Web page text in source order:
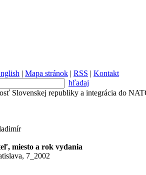
| Mapa stránok | RSS | Kontakt
hľadaj
Slovenskej republiky a integrácia do
miesto a rok vydania
7_2002